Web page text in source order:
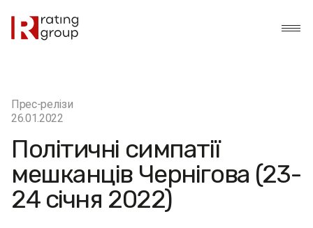
Прес-релізи
26.01.2022
Політичні симпатії
мешканців Чернігова (23-
24 січня 2022)